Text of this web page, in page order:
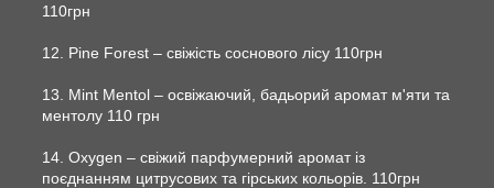
110грн
12. Pine Forest – свіжість соснового лісу 110грн
13. Mint Mentol – освіжаючий, бадьорий аромат м'яти та
ментолу 110 грн
14. Oxygen – свіжий парфумерний аромат із
поєднанням цитрусових та гірських кольорів. 110грн